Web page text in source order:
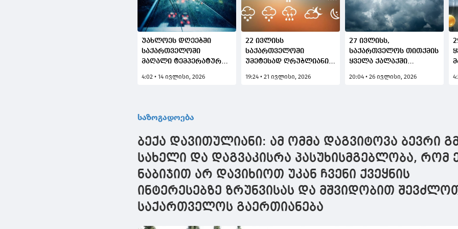
უახლოეს დღეებში
საქართველოში
მაღალი ტემპერატურის
დროგამოშვებით
4:02 • 14 ივლისი, 2026
22 ივლისს
საქართველოში
უმეტესად ღრუბლიანი
მოსალოდნელი -
19:24 • 21 ივლისი, 2026
27 ივლისს,
საქართველოს თითქმის
ყველა ქალაქში
20:04 • 26 ივლისი, 2026
საზოგადოება
ბექა დავითულიანი: ამ ომმა დაგვიტოვა ბევრი
სახელი და დაგვაკისრა პასუხისმგებლობა, რომ
ნაბიჯით არ დავიხიოთ უკან ჩვენი ქვეყნის
ინტერესებზე ზრუნვისას და მშვიდობით
საქართველოს გაერთიანება